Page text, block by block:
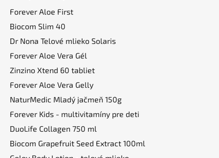
Forever Aloe First
Biocom Slim 40
Dr Nona Telové mlieko Solaris
Forever Aloe Vera Gél
Zinzino Xtend 60 tabliet
Forever Aloe Vera Gelly
NaturMedic Mladý jačmeň 150g
Forever Kids - multivitamíny pre deti
DuoLife Collagen 750 ml
Biocom Grapefruit Seed Extract 100ml